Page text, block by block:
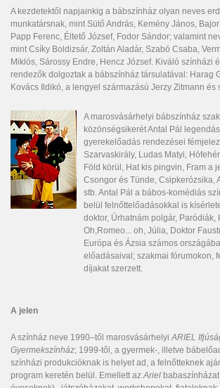
A kezdetektől napjainkig a bábszínház olyan neves
munkatársnak, mint Sütő András, Kemény János,
Papp Ferenc, Éltető József, Fodor Sándor; valamint
mint Csíky Boldizsár, Zoltán Aladár, Szabó Csaba,
Miklós, Sárossy Endre, Hencz József. Kiváló színházi
rendezők dolgoztak a bábszínház társulatával: Harag
Kovács Ildikó, a lengyel származású Jerzy Zitmann és
A marosvásárhelyi bábszínház
közönségsikerét Antal Pál
gyerekelőadás rendezései
Szarvaskirály, Ludas Matyi,
Föld körül, Hat kis pingvin, Fram a
Csongor és Tünde, Csipkerózsika,
stb. Antal Pál a bábos-komédiás
belül felnőttelőadásokkal is
doktor, Úrhatnám polgár, Paródiák,
Oh,Romeo... oh, Júlia, Doktor
Európa és Ázsia számos
előadásaival; szakmai fórumokon,
díjakat szerzett.
A jelen
A színház neve 1990–től marosvásárhelyiARIEL
Gyermekszínház; 1999-től, a gyermek-, illetve
színházi produkcióknak is helyet ad, a felnőtteknek
program keretén belül. Emellett azAriel babasz